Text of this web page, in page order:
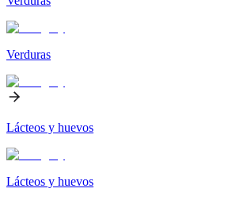
Verduras
Lácteos y huevos
Lácteos y huevos